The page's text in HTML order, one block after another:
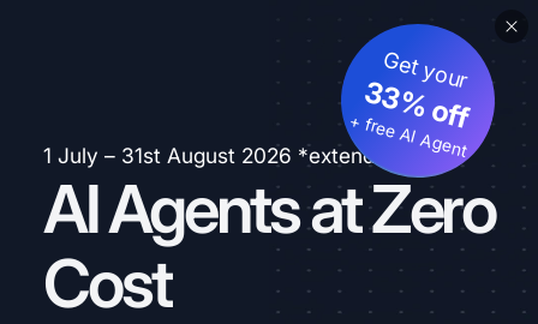
1 July – 31st August 2026 *extended
AI Agents at Zero
Cost
Get your
33% off
+ free AI Agent